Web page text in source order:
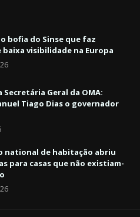
bofia do Sinse que faz
visibilidade na Europa
Secretária Geral da OMA:
Tiago Dias o governador
national de habitação abriu
para casas que não existiam-